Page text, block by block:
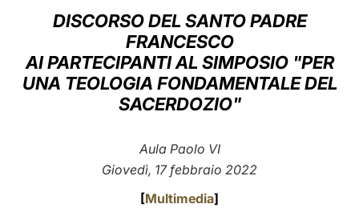
LATINE
DISCORSO DEL SANTO PADRE
FRANCESCO
AI PARTECIPANTI AL SIMPOSIO "PER
UNA TEOLOGIA FONDAMENTALE DEL
SACERDOZIO"
Aula Paolo VI
Giovedì, 17 febbraio 2022
[Multimedia]